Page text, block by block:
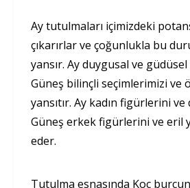
Ay tutulmaları içimizdeki
çıkarırlar ve çoğunlukla bu
yansır. Ay duygusal ve güdüsel
Güneş bilinçli seçimlerimizi ve
yansıtır. Ay kadın figürlerini
Güneş erkek figürlerini ve eril
eder.
Tutulma esnasında Koç